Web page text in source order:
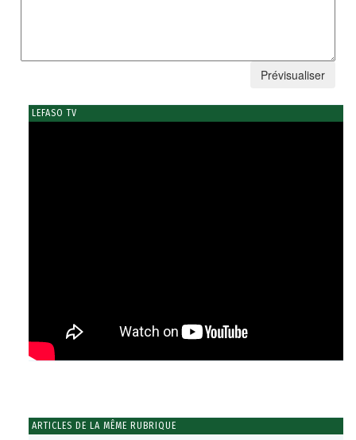
LEFASO TV
ARTICLES DE LA MÊME RUBRIQUE